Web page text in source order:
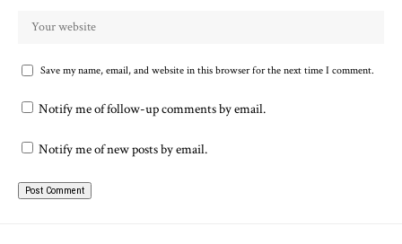
Save my name, email, and website in this browser for the next time I comment.
Notify me of follow-up comments by email.
Notify me of new posts by email.